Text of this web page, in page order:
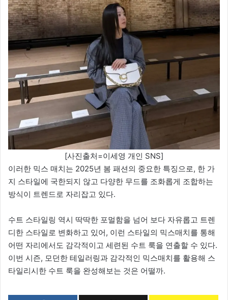
[사진출처=이세영 개인 SNS]
이러한 믹스 매치는 2025년 봄 패션의 중요한 특징으로, 한 가
지 스타일에 국한되지 않고 다양한 무드를 조화롭게 조합하는
방식이 트렌드로 자리잡고 있다.
수트 스타일링 역시 딱딱한 포멀함을 넘어 보다 자유롭고 트렌
디한 스타일로 변화하고 있어, 이런 스타일의 믹스매치를 통해
어떤 자리에서도 감각적이고 세련된 수트 룩을 연출할 수 있다.
이번 시즌, 모던한 테일러링과 감각적인 믹스매치를 활용해 스
타일리시한 수트 룩을 완성해보는 것은 어떨까.